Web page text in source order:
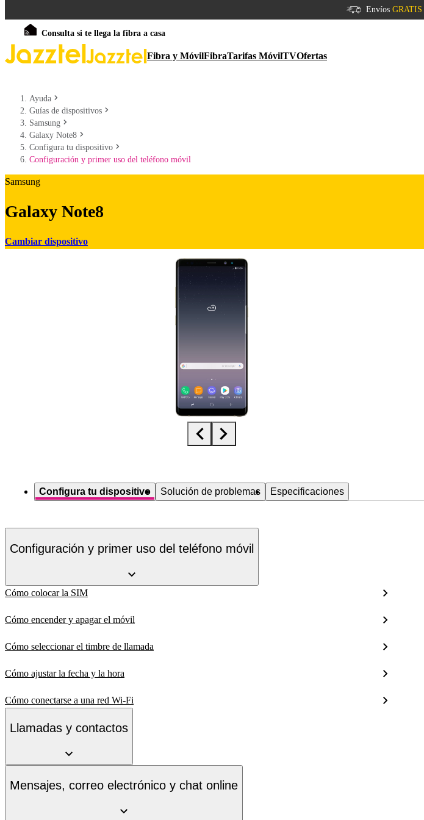
Envíos GRATIS
Consulta si te llega la fibra a casa
Fibra y MóvilFibraTarifas MóvilTVOfertas
Ayuda
Guías de dispositivos
Samsung
Galaxy Note8
Configura tu dispositivo
Configuración y primer uso del teléfono móvil
Samsung
Galaxy Note8
Cambiar dispositivo
Configura tu dispositivo Solución de problemas Especificaciones
Configuración y primer uso del teléfono móvil
Cómo colocar la SIM
Cómo encender y apagar el móvil
Cómo seleccionar el timbre de llamada
Cómo ajustar la fecha y la hora
Cómo conectarse a una red Wi-Fi
Llamadas y contactos
Mensajes, correo electrónico y chat online